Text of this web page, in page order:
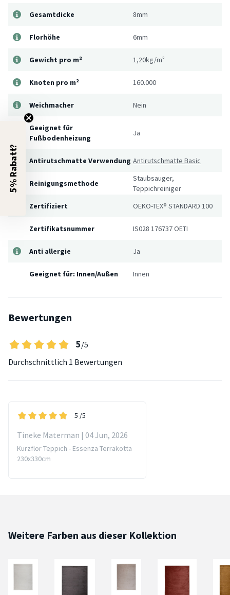
Gesamtdicke 8mm
Florhöhe 6mm
Gewicht pro m² 1,20kg/m²
Knoten pro m² 160.000
Weichmacher Nein
Geeignet für
Fußbodenheizung
Ja
Antirutschmatte Verwendung Antirutschmatte Basic
Reinigungsmethode
Staubsauger,
Teppichreiniger
Zertifiziert
OEKO-TEX® STANDARD 100
Zertifikatsnummer IS028 176737 OETI
Anti allergie Ja
Geeignet für: Innen/Außen Innen
Bewertungen
5/5
Durchschnittlich 1 Bewertungen
5 /5
Tineke Materman | 04 Jun, 2026
Kurzflor Teppich - Essenza Terrakotta
230x330cm
Weitere Farben aus dieser Kollektion
5% Rabatt?